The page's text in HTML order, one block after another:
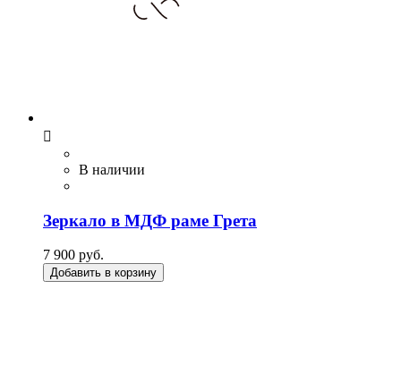

В наличии
Зеркало в МДФ раме Грета
7 900 руб.
Добавить в корзину